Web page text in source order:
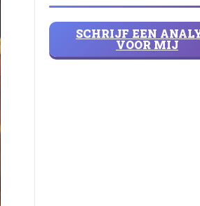
SCHRIJF EEN
VOOR MIJ